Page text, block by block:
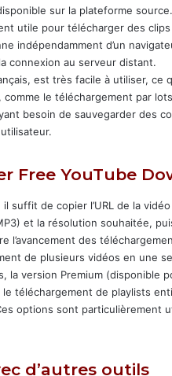
sur la plateforme
utile pour télécharger des
indépendamment d’un
connexion au serveur distant.
est très facile à utiliser,
le téléchargement par
besoin de sauvegarder des
Free YouTube
suffit de copier l’URL de la
et la résolution souhaitée,
l’avancement des
de plusieurs vidéos en une
la version Premium
téléchargement de playlists
options sont particulièrement
d’autres outils